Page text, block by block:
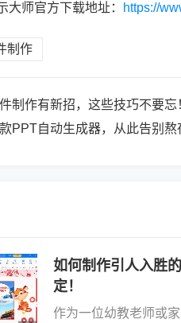
大师官方下载地址： https://
制作
制作有新招，这些技巧不要忘
PPT自动生成器，从此告别熬
如何制作引人入胜
定！
作为一位幼教老师或